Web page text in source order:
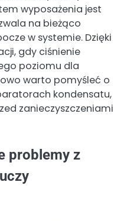
wyposażenia jest
na bieżąco
w systemie. Dzięki
gdy ciśnienie
poziomu dla
warto pomyśleć o
kondensatu,
zanieczyszczeniami
problemy z